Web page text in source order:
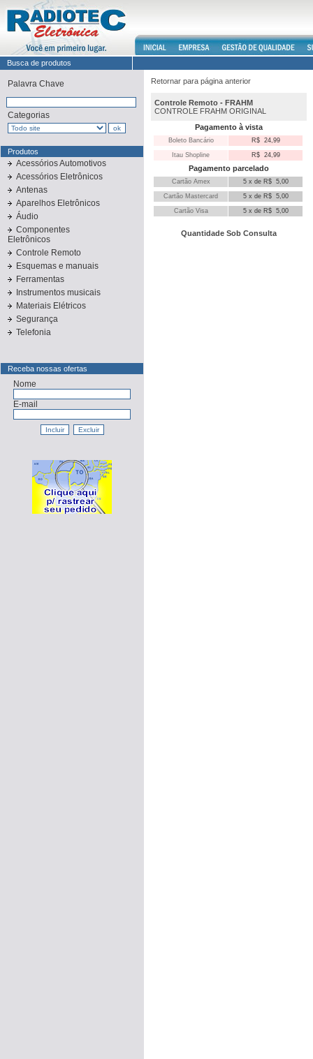
Busca de produtos
Palavra Chave
Categorias
Produtos
Acessórios Automotivos
Acessórios Eletrônicos
Antenas
Aparelhos Eletrônicos
Áudio
Componentes
Eletrônicos
Controle Remoto
Esquemas e manuais
Ferramentas
Instrumentos musicais
Materiais Elétricos
Segurança
Telefonia
Receba nossas ofertas
Nome
E-mail
Retornar para página anterior
Controle Remoto - FRAHM
CONTROLE FRAHM ORIGINAL
Pagamento à vista
Boleto Bancário R$ 24,99
Itau Shopline R$ 24,99
Pagamento parcelado
Cartão Amex 5 x de R$ 5,00
Cartão Mastercard 5 x de R$ 5,00
Cartão Visa 5 x de R$ 5,00
Quantidade Sob Consulta